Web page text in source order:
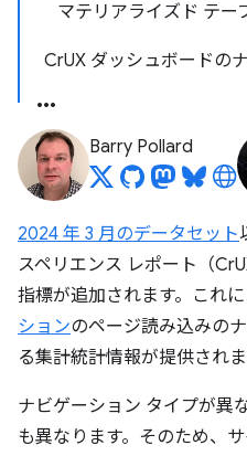
マテリアライズド テー
CrUX ダッシュボードの
Barry Pollard
2024 年 3 月のデータセット
スペリエンス レポート（
指標が追加されます。これに
ションのページ読み込みの
る集計統計情報が提供されま
ナビゲーション タイプが異
も異なります。そのため、